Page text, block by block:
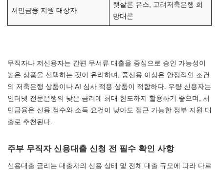
서민금융 지원 대상자
햇살론 유스, 고려저축은행 희
망대론
무직자나 저신용자는 간편 무서류 대출을 중심으로 승인 가능성이
높은 상품을 선택하는 것이 유리하며, 중신용 이상은 안정적인 조건
의 저축은행 상품이나 AI 심사 적용 상품이 적합하다. 우량 신용자는
인터넷 전문은행의 낮은 금리에 최대 한도까지 활용하기 좋으며, 서
민금융은 신용 점수와 소득 요건이 낮아도 접근 가능한 정부 지원 대
출로 추천된다.
주부 무직자 신용대출 신청 전 필수 확인 사항
신용대출 금리는 대출자의 신용 상태 및 전체 대출 규모에 따라 다르